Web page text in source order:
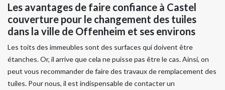
Les avantages de faire confiance à Castel
couverture pour le changement des tuiles
dans la ville de Offenheim et ses environs
Les toits des immeubles sont des surfaces qui doivent être
étanches. Or, il arrive que cela ne puisse pas être le cas. Ainsi, on
peut vous recommander de faire des travaux de remplacement des
tuiles. Pour nous, il est indispensable de contacter un